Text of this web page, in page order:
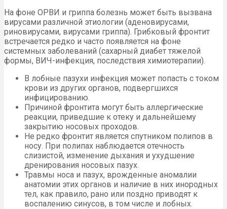
На фоне ОРВИ и гриппа болезнь может быть вызвана
вирусами различной этиологии (аденовирусами,
риновирусами, вирусами гриппа). Грибковый фронтит
встречается редко и часто появляется на фоне
системных заболеваний (сахарный диабет тяжелой
формы, ВИЧ-инфекция, последствия химиотерапии).
В лобные пазухи инфекция может попасть с током
крови из других органов, подвергшихся
инфицированию.
Причиной фронтита могут быть аллергические
реакции, приведшие к отеку и дальнейшему
закрытию носовых проходов.
Не редко фронтит является спутником полипов в
носу. При полипах наблюдается отечность
слизистой, изменение дыхания и ухудшение
дренирования носовых пазух.
Травмы носа и пазух, врожденные аномалии
анатомии этих органов и наличие в них инородных
тел, как правило, рано или поздно приводят к
воспалению синусов, в том числе и лобных.